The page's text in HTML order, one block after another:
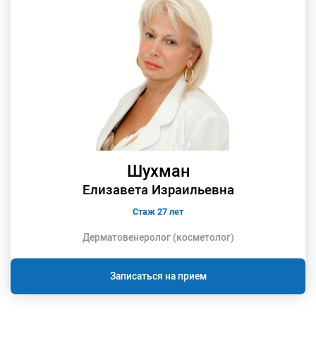
Шухман
Елизавета Израильевна
Стаж 27 лет
Дерматовенеролог (косметолог)
Записаться на прием